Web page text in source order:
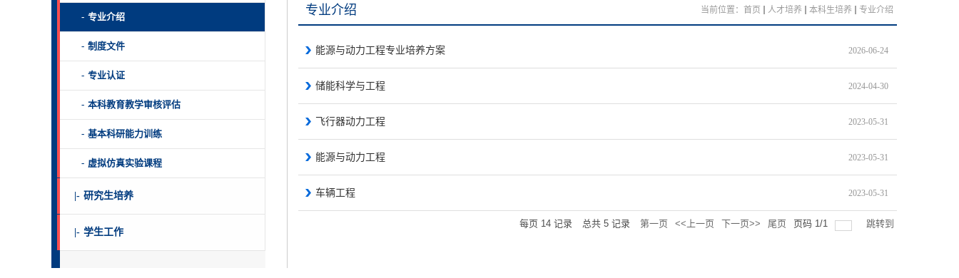
- 专业介绍
- 制度文件
- 专业认证
- 本科教育教学审核评估
- 基本科研能力训练
- 虚拟仿真实验课程
|- 研究生培养
|- 学生工作
专业介绍 当前位置： 首页 人才培养 本科生培养 专业介绍
能源与动力工程专业培养方案 2026-06-24
储能科学与工程 2024-04-30
飞行器动力工程 2023-05-31
能源与动力工程 2023-05-31
车辆工程 2023-05-31
每页 14 记录 总共 5 记录 第一页 <<上一页 下一页>> 尾页 页码 1/1 跳转到